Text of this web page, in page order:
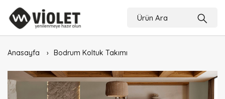
Anasayfa Bodrum Koltuk Takımı